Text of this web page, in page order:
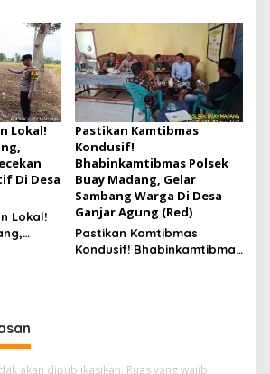
Jagung Ketahanan Pangan
Di Desa Tebat Jaya
Lokal!
Di Desa
Lokal!
Pastikan Kamtibmas
Kondusif!
Bhabinkamtibmas Polsek
Buay Madang, Gelar
Sambang Warga Di Desa
Ganjar Agung (Red)
Pastikan Kamtibmas
Kondusif! Bhabinkamtibmas
akan dipublikasikan. Ruas yang wajib